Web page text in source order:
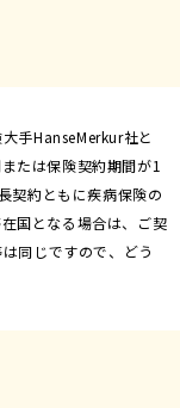
手HanseMerkur社と
たは保険契約期間が1
契約ともに疾病保険の
国となる場合は、ご契
同じですので、どう